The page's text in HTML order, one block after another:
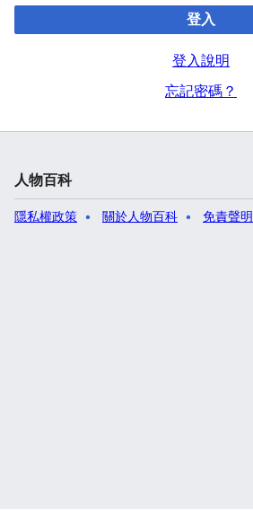
登入
登入說明
忘記密碼？
人物百科
隱私權政策 關於人物百科 免責聲明